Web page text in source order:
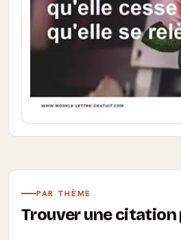
PAR THÈME
Trouver une citation